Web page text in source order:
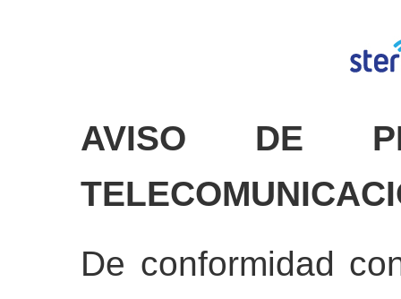
AVISO DE
De conformidad